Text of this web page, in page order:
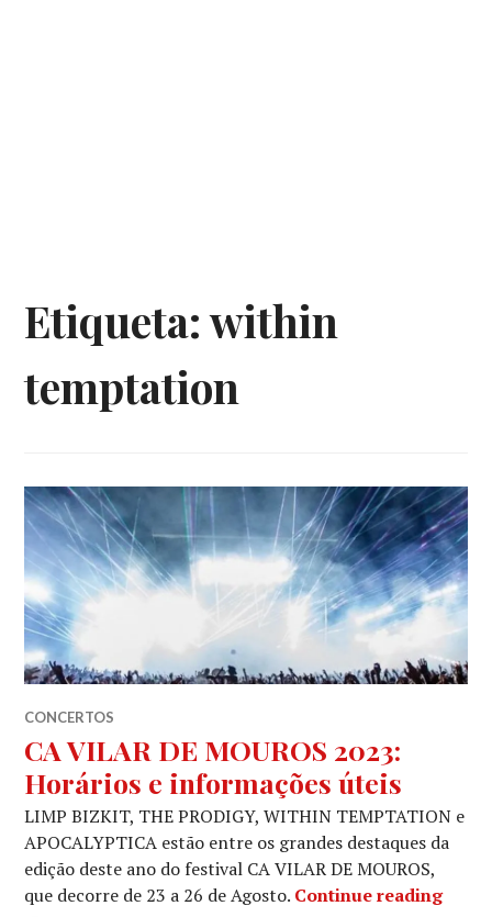
Etiqueta:within
temptation
CONCERTOS
CA VILAR DE MOUROS 2023:
Horários e informações úteis
LIMP BIZKIT, THE PRODIGY, WITHIN TEMPTATION e
APOCALYPTICA estão entre os grandes destaques da
edição deste ano do festival CA VILAR DE MOUROS,
que decorre de 23 a 26 de Agosto. Continue readingCA